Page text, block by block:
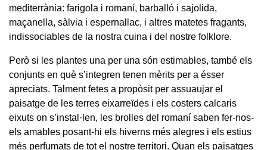
mediterrània: farigola i romaní, barballó i sajolida,
maçanella, sàlvia i espernallac, i altres matetes fragants,
indissociables de la nostra cuina i del nostre folklore.
Però si les plantes una per una són estimables, també els
conjunts en què s’integren tenen mèrits per a ésser
apreciats. Talment fetes a propòsit per assuaujar el
paisatge de les terres eixarreïdes i els costers calcaris
eixuts on s’instal·len, les brolles del romaní saben fer-nos-
els amables posant-hi els hiverns més alegres i els estius
més perfumats de tot el nostre territori. Quan els paisatges